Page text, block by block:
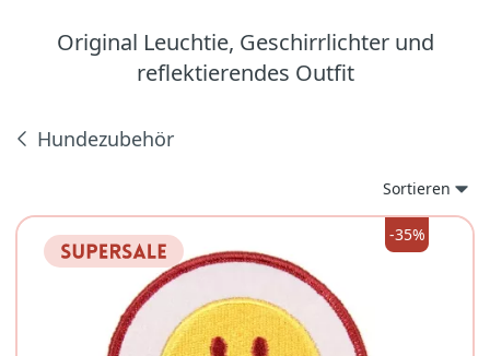
Original Leuchtie, Geschirrlichter und
reflektierendes Outfit
Hundezubehör
Sortieren
-35%